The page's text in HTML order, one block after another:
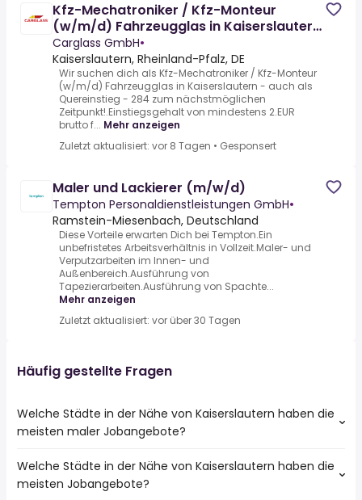
Kfz-Mechatroniker / Kfz-Monteur
(w/m/d) Fahrzeugglas in Kaiserslautern
- auch als Quereinstieg - 284
Carglass GmbH•
Kaiserslautern, Rheinland-Pfalz, DE
Wir suchen dich als Kfz-Mechatroniker / Kfz-Monteur
(w/m/d) Fahrzeugglas in Kaiserslautern - auch als
Quereinstieg - 284 zum nächstmöglichen
Zeitpunkt!.Einstiegsgehalt von mindestens 2.EUR
brutto f... Mehr anzeigen
Zuletzt aktualisiert: vor 8 Tagen • Gesponsert
Maler und Lackierer (m/w/d)
Tempton Personaldienstleistungen GmbH•
Ramstein-Miesenbach, Deutschland
Diese Vorteile erwarten Dich bei Tempton.Ein
unbefristetes Arbeitsverhältnis in Vollzeit.Maler- und
Verputzarbeiten im Innen- und
Außenbereich.Ausführung von
Tapezierarbeiten.Ausführung von Spachte...
Mehr anzeigen
Zuletzt aktualisiert: vor über 30 Tagen
Häufig gestellte Fragen
Welche Städte in der Nähe von Kaiserslautern haben die
meisten maler Jobangebote?
Städte in der Nähe von Kaiserslautern mit den meisten
maler Jobs:
Welche Städte in der Nähe von Kaiserslautern haben die
meisten Jobangebote?